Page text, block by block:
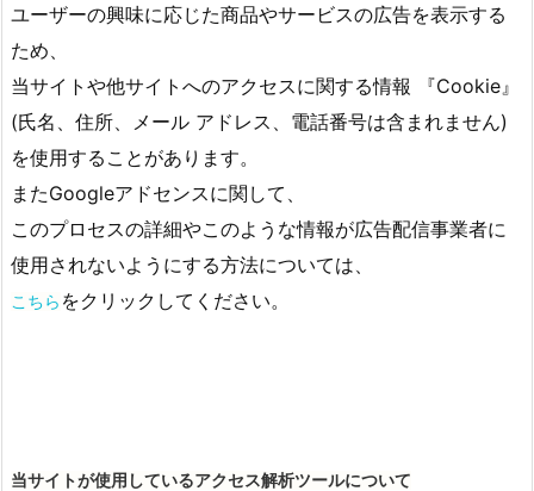
ユーザーの興味に応じた商品やサービスの広告を表示する
ため、
当サイトや他サイトへのアクセスに関する情報 『Cookie』
(氏名、住所、メール アドレス、電話番号は含まれません)
を使用することがあります。
またGoogleアドセンスに関して、
このプロセスの詳細やこのような情報が広告配信事業者に
使用されないようにする方法については、
こちら をクリックしてください。
当サイトが使用しているアクセス解析ツールについて